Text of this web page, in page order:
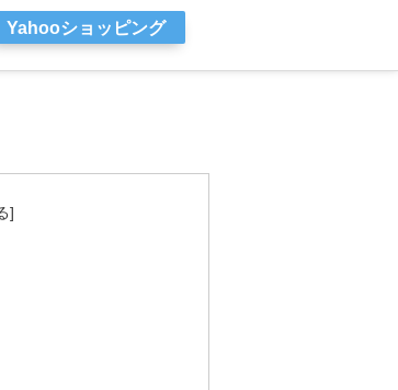
Yahooショッピング